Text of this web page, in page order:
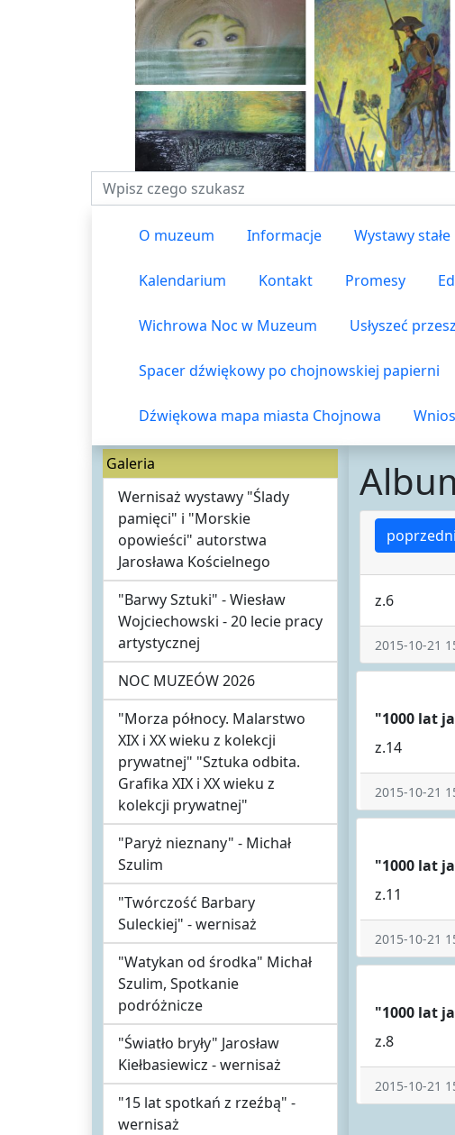
Fraza do wyszukiwania
O muzeum Informacje Wystawy stałe
Kalendarium Kontakt Promesy
Wichrowa Noc w Muzeum Usłyszeć
Spacer dźwiękowy po chojnowskiej papierni
Dźwiękowa mapa miasta Chojnowa
Galeria
Wernisaż wystawy "Ślady
pamięci" i "Morskie
opowieści" autorstwa
Jarosława Kościelnego
"Barwy Sztuki" - Wiesław
Wojciechowski - 20 lecie pracy
artystycznej
NOC MUZEÓW 2026
"Morza północy. Malarstwo
XIX i XX wieku z kolekcji
prywatnej" "Sztuka odbita.
Grafika XIX i XX wieku z
kolekcji prywatnej"
"Paryż nieznany" - Michał
Szulim
"Twórczość Barbary
Suleckiej" - wernisaż
"Watykan od środka" Michał
Szulim, Spotkanie
podróżnicze
"Światło bryły" Jarosław
Kiełbasiewicz - wernisaż
"15 lat spotkań z rzeźbą" -
wernisaż
poprzedni
z.6
2015-10-21
"1000 lat
z.14
2015-10-21
"1000 lat
z.11
2015-10-21
"1000 lat
z.8
2015-10-21